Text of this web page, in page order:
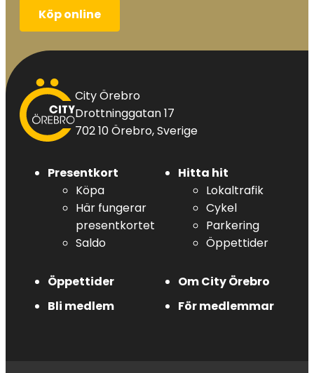
Köp online
City
Örebro
City Örebro
Drottninggatan 17
702 10 Örebro, Sverige
Presentkort
Köpa
Här fungerar
presentkortet
Saldo
Hitta hit
Lokaltrafik
Cykel
Parkering
Öppettider
Öppettider
Om City Örebro
Bli medlem
För medlemmar